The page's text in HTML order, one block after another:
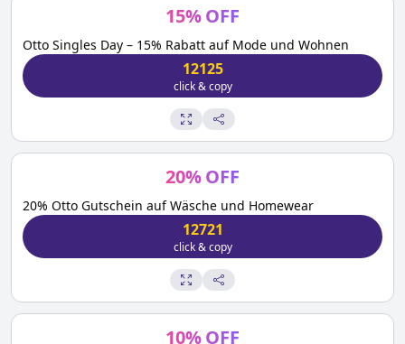
15%OFF
Otto Singles Day – 15% Rabatt auf Mode und Wohnen
12125
click & copy
20%OFF
20% Otto Gutschein auf Wäsche und Homewear
12721
click & copy
10%OFF